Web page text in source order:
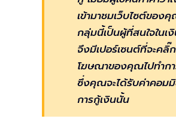
เข้ามาชมเว็บไซต์ของ
กลุ่มนี้เป็นผู้ที่สนใจในเ
จึงมีเปอร์เซนต์ที่จะคลิ๊
โฆษณาของคุณไปทำก
ซึ่งคุณจะได้รับค่าคอม
การกู้เงินนั้น